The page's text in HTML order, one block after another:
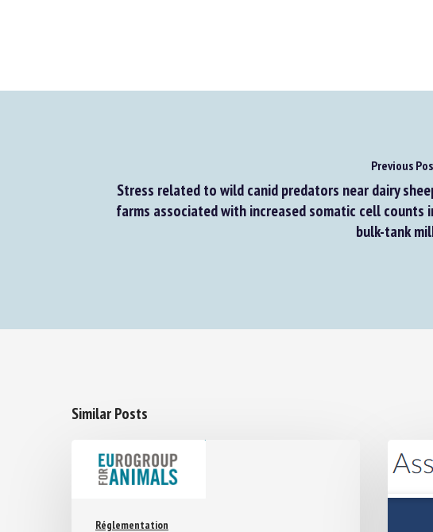
Previous Post
Stress related to wild canid predators near dairy sheep
farms associated with increased somatic cell counts in
bulk-tank milk
Similar Posts
Réglementation